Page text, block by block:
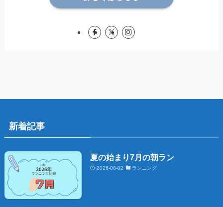
新着記事
夏の始まり7月の朝ラン
2026-08-02 ランニング